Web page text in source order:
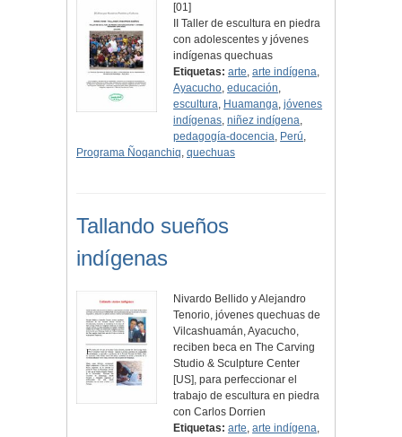
[01]
II Taller de escultura en piedra
con adolescentes y jóvenes
indígenas quechuas
Etiquetas: arte,arte indígena,
Ayacucho,educación,
escultura, Huamanga,jóvenes
indígenas,niñez indígena,
pedagogía-docencia, Perú,
Programa Ñoqanchiq, quechuas
Tallando sueños
indígenas
Nivardo Bellido y Alejandro
Tenorio, jóvenes quechuas de
Vilcashuamán, Ayacucho,
reciben beca en The Carving
Studio & Sculpture Center
[US], para perfeccionar el
trabajo de escultura en piedra
con Carlos Dorrien
Etiquetas: arte,arte indígena,